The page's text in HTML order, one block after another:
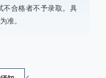
不合格者不予录取。具
准。